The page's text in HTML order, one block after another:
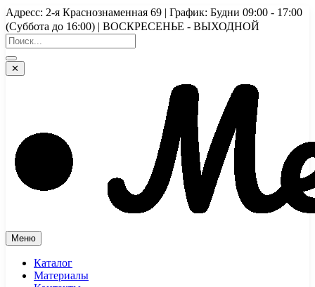
Перейти
к
содержимому
Адресс: 2-я Краснознаменная 69 | График: Будни 09:00 - 17:00
(Суббота до 16:00) | ВОСКРЕСЕНЬЕ - ВЫХОДНОЙ
✕
Меню
Каталог
Материалы